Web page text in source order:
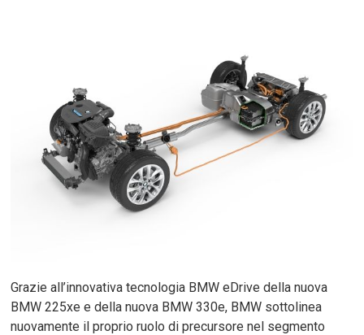
Grazie all’innovativa tecnologia BMW eDrive della nuova
BMW 225xe e della nuova BMW 330e, BMW sottolinea
nuovamente il proprio ruolo di precursore nel segmento